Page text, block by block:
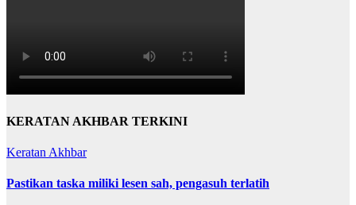
KERATAN AKHBAR TERKINI
Keratan Akhbar
Pastikan taska miliki lesen sah, pengasuh terlatih